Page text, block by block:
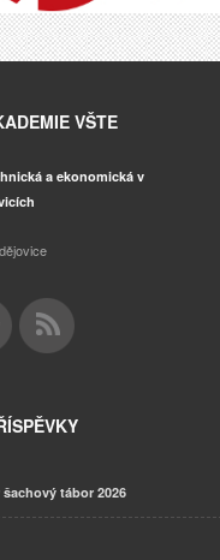
VŠTE
a ekonomická v
tábor 2026